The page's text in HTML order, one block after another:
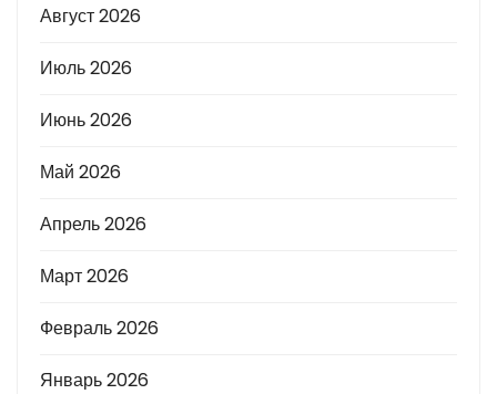
Август 2026
Июль 2026
Июнь 2026
Май 2026
Апрель 2026
Март 2026
Февраль 2026
Январь 2026